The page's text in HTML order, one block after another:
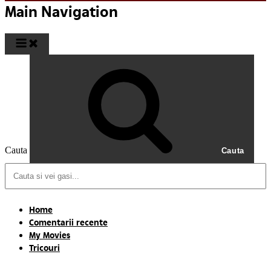
Main Navigation
Cauta Cauta
Home
Comentarii recente
My Movies
Tricouri